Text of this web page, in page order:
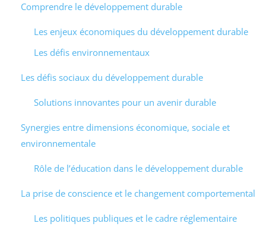
Comprendre le développement durable
Les enjeux économiques du développement durable
Les défis environnementaux
Les défis sociaux du développement durable
Solutions innovantes pour un avenir durable
Synergies entre dimensions économique, sociale et
environnementale
Rôle de l’éducation dans le développement durable
La prise de conscience et le changement comportemental
Les politiques publiques et le cadre réglementaire